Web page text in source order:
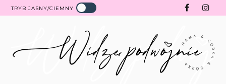
TRYB JASNY/CIEMNY